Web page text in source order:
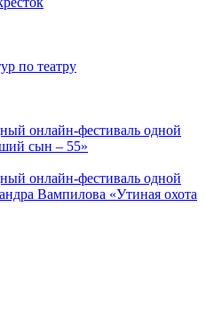
по театру
онлайн-фестиваль одной
сын – 55»
онлайн-фестиваль одной
Вампилова «Утиная охота